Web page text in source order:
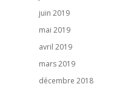
juin 2019
mai 2019
avril 2019
mars 2019
décembre 2018